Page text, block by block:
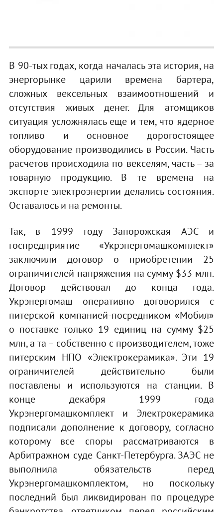
В 90-тых годах, когда началась эта история, на
энергорынке царили времена бартера,
сложных вексельных взаимоотношений и
отсутствия живых денег. Для атомщиков
ситуация усложнялась еще и тем, что ядерное
топливо и основное дорогостоящее
оборудование производились в России. Часть
расчетов происходила по векселям, часть – за
товарную продукцию. В те времена на
экспорте электроэнергии делались состояния.
Оставалось и на ремонты.
Так, в 1999 году Запорожская АЭС и
госпредприятие «Укрэнергомашкомплект»
заключили договор о приобретении 25
ограничителей напряжения на сумму $33 млн.
Договор действовал до конца года.
Укрэнергомаш оперативно договорился с
питерской компанией-посредником «Мобил»
о поставке только 19 единиц на сумму $25
млн, а та – собственно с производителем, тоже
питерским НПО «Электрокерамика». Эти 19
ограничителей действительно были
поставлены и используются на станции. В
конце декабря 1999 года
Укрэнергомашкомплект и Электрокерамика
подписали дополнение к договору, согласно
которому все споры рассматриваются в
Арбитражном суде Санкт-Петербурга. ЗАЭС не
выполнила обязательств перед
Укрэнергомашкомплектом, но поскольку
последний был ликвидирован по процедуре